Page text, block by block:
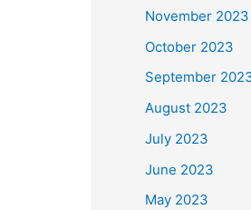
November 2023
October 2023
September
August 2023
July 2023
June 2023
May 2023